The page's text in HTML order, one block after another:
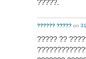
?????.
?????? ????? on
????? ??